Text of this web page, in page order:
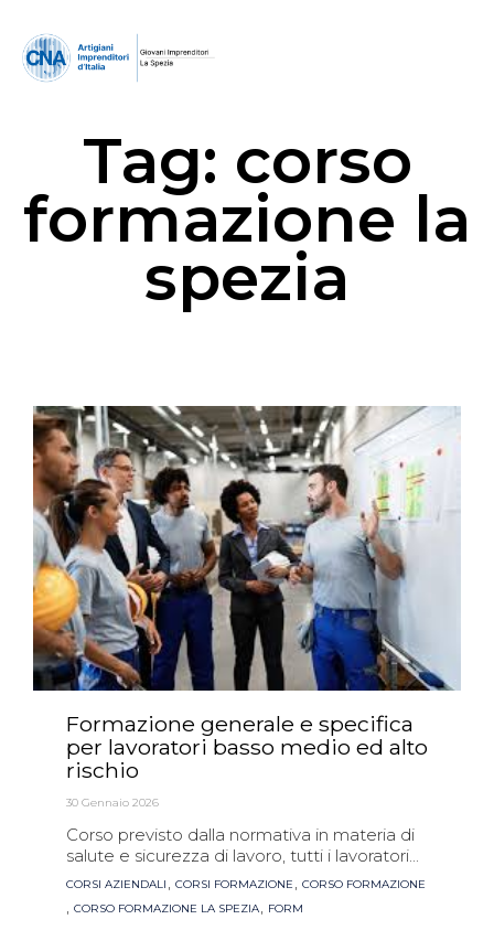
Tag: corso
formazione la
spezia
Formazione generale e specifica
per lavoratori basso medio ed alto
rischio
30 Gennaio 2026
Corso previsto dalla normativa in materia di
salute e sicurezza di lavoro, tutti i lavoratori...
Tags
CORSI AZIENDALI , CORSI FORMAZIONE , CORSO FORMAZIONE
, CORSO FORMAZIONE LA SPEZIA, FORM